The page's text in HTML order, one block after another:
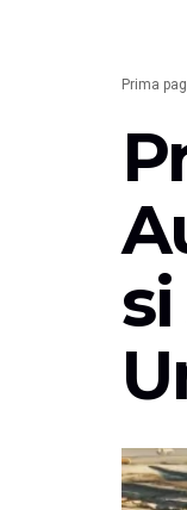
Prima